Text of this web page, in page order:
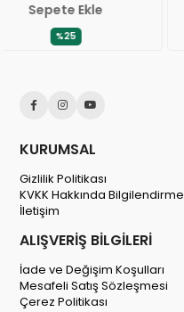
Sepete Ekle
KURUMSAL
Gizlilik Politikası
KVKK Hakkında Bilgilendirme
İletişim
ALIŞVERİŞ BİLGİLERİ
İade ve Değişim Koşulları
Mesafeli Satış Sözleşmesi
Çerez Politikası